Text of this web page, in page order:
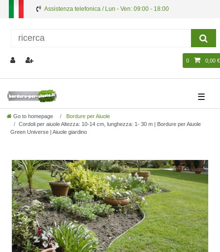
Assistenza telefonica / Lun - Ven: 09:00 - 18:00
0 0,00 €
☰
Go to homepage
Bordure per Aiuole
Cordoli per aiuole Altezza: 10-14 cm, lunghezza: 1- 30 m | Bordure per Aiuole
Green Universe | Aiuole giardino